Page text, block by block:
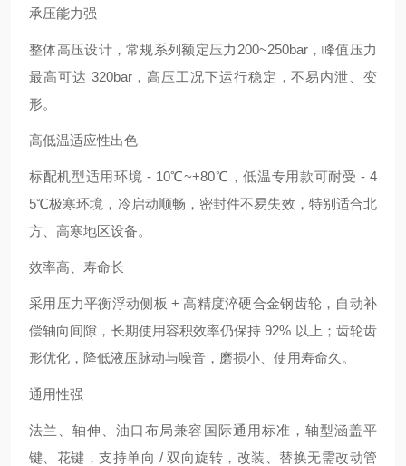
承压能力强
整体高压设计，常规系列额定压力200~250bar，峰值压力
最高可达 320bar，高压工况下运行稳定，不易内泄、变
形。
高低温适应性出色
标配机型适用环境 - 10℃~+80℃，低温专用款可耐受 - 4
5℃极寒环境，冷启动顺畅，密封件不易失效，特别适合北
方、高寒地区设备。
效率高、寿命长
采用压力平衡浮动侧板 + 高精度淬硬合金钢齿轮，自动补
偿轴向间隙，长期使用容积效率仍保持 92% 以上；齿轮齿
形优化，降低液压脉动与噪音，磨损小、使用寿命久。
通用性强
法兰、轴伸、油口布局兼容国际通用标准，轴型涵盖平
键、花键，支持单向 / 双向旋转，改装、替换无需改动管